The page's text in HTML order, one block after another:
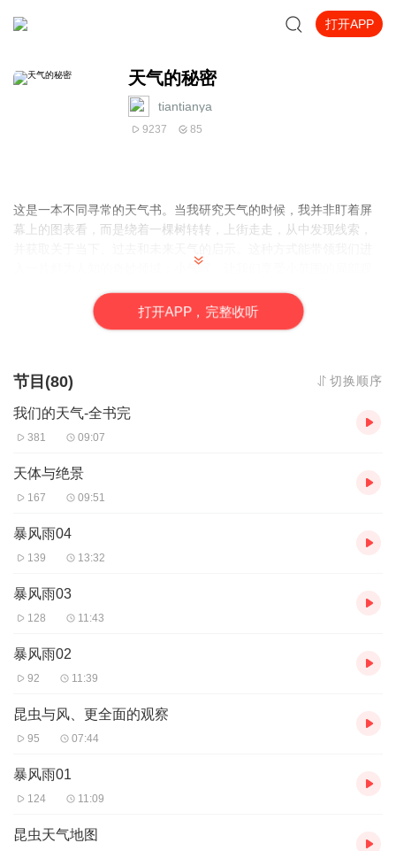
打开APP
天气的秘密
tiantianya
9237 85
这是一本不同寻常的天气书。当我研究天气的时候，我并非盯着屏
幕上的图表看，而是绕着一棵树转转，上街走走，从中发现线索，
入一片鲜为人知的奇妙领域：小气候。让我们享受小范围的局部观
天空和大地，等着我们去发现。许多征兆就在我们触手可及的地
打开APP，完整收听
节目(80) 切换顺序
我们的天气-全书完
381 09:07
天体与绝景
167 09:51
暴风雨04
139 13:32
暴风雨03
128 11:43
暴风雨02
92 11:39
昆虫与风、更全面的观察
95 07:44
暴风雨01
124 11:09
昆虫天气地图